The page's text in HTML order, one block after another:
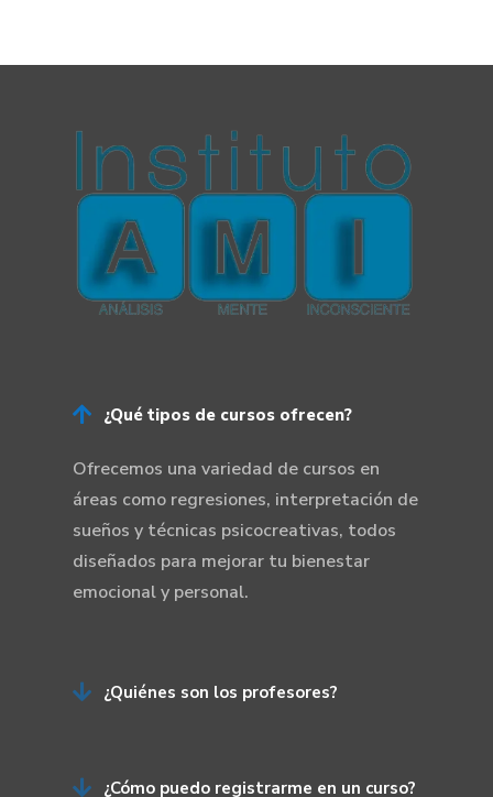
 ¿Qué tipos de cursos ofrecen?
Ofrecemos una variedad de cursos en
áreas como regresiones, interpretación de
sueños y técnicas psicocreativas, todos
diseñados para mejorar tu bienestar
emocional y personal.
 ¿Quiénes son los profesores?
 ¿Cómo puedo registrarme en un curso?